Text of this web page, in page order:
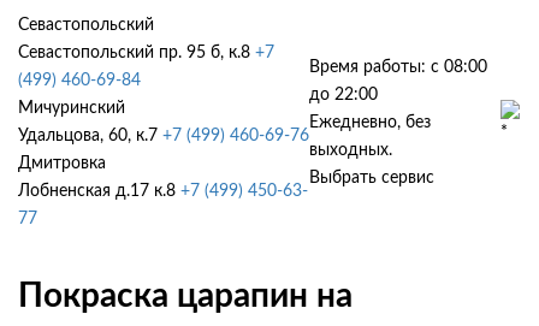
Севастопольский
Севастопольский пр. 95 б, к.8 +7
(499) 460-69-84
Мичуринский
Удальцова, 60, к.7 +7 (499) 460-69-76
Дмитровка
Лобненская д.17 к.8 +7 (499) 450-63-
77
Время работы: с 08:00
до 22:00
Ежедневно, без
выходных.
Выбрать сервис
Покраска царапин на